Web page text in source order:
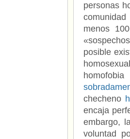
personas
menos
posible
checheno
encaja
embargo,
voluntad